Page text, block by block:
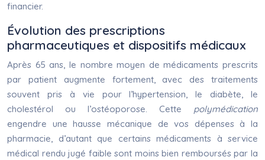
financier.
Évolution des prescriptions
pharmaceutiques et dispositifs médicaux
Après 65 ans, le nombre moyen de médicaments prescrits
par patient augmente fortement, avec des traitements
souvent pris à vie pour l’hypertension, le diabète, le
cholestérol ou l’ostéoporose. Cette polymédication
engendre une hausse mécanique de vos dépenses à la
pharmacie, d’autant que certains médicaments à service
médical rendu jugé faible sont moins bien remboursés par la